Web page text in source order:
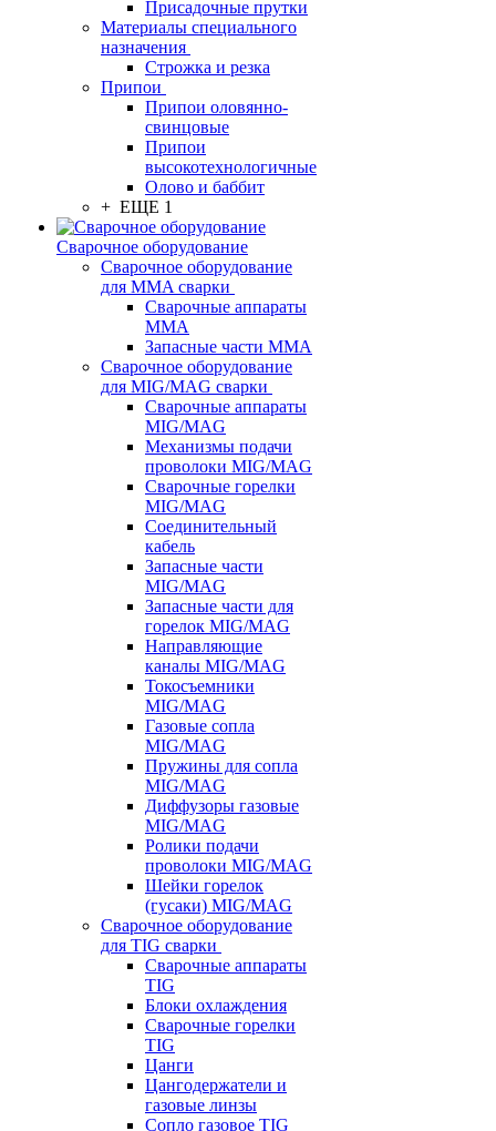
Присадочные прутки
Материалы специального
назначения
Строжка и резка
Припои
Припои оловянно-
свинцовые
Припои
высокотехнологичные
Олово и баббит
+ ЕЩЕ 1
Сварочное оборудование
Сварочное оборудование
для MMA сварки
Сварочные аппараты
MMA
Запасные части MMA
Сварочное оборудование
для MIG/MAG сварки
Сварочные аппараты
MIG/MAG
Механизмы подачи
проволоки MIG/MAG
Сварочные горелки
MIG/MAG
Соединительный
кабель
Запасные части
MIG/MAG
Запасные части для
горелок MIG/MAG
Направляющие
каналы MIG/MAG
Токосъемники
MIG/MAG
Газовые сопла
MIG/MAG
Пружины для сопла
MIG/MAG
Диффузоры газовые
MIG/MAG
Ролики подачи
проволоки MIG/MAG
Шейки горелок
(гусаки) MIG/MAG
Сварочное оборудование
для TIG сварки
Сварочные аппараты
TIG
Блоки охлаждения
Сварочные горелки
TIG
Цанги
Цангодержатели и
газовые линзы
Сопло газовое TIG